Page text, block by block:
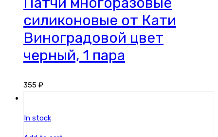
силиконовые от Кати
Виноградовой цвет
черный, 1 пара
355 ₽
In stock